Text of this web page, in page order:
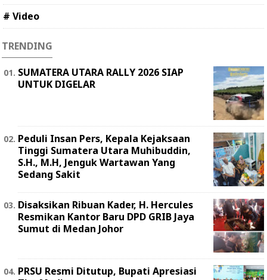
# Video
TRENDING
SUMATERA UTARA RALLY 2026 SIAP
UNTUK DIGELAR
Peduli Insan Pers, Kepala Kejaksaan
Tinggi Sumatera Utara Muhibuddin,
S.H., M.H, Jenguk Wartawan Yang
Sedang Sakit
Disaksikan Ribuan Kader, H. Hercules
Resmikan Kantor Baru DPD GRIB Jaya
Sumut di Medan Johor
PRSU Resmi Ditutup, Bupati Apresiasi